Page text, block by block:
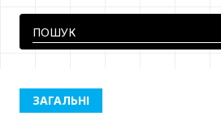
ЗАГАЛЬНІ